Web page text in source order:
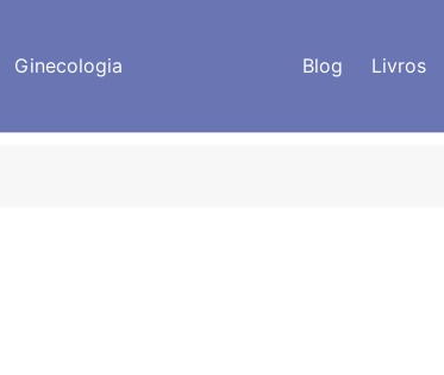
Ginecologia Blog Livros